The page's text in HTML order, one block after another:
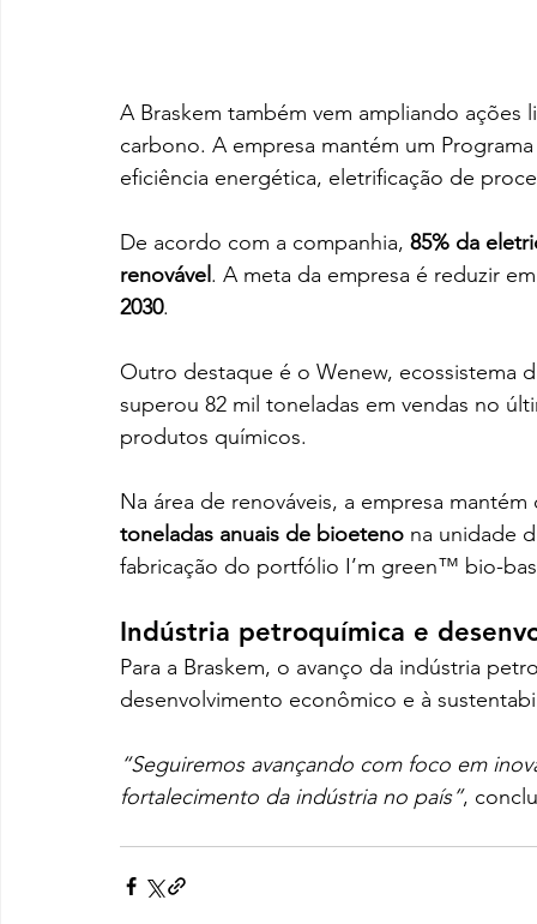
A Braskem também vem ampliando
carbono. A empresa mantém um
eficiência energética, eletrificação de
De acordo com a companhia, 85% da
renovável. A meta da empresa é reduzir
2030.
Outro destaque é o Wenew, ecossistema
superou 82 mil toneladas em vendas no
produtos químicos.
Na área de renováveis, a empresa
toneladas anuais de bioeteno na unidade
fabricação do portfólio I’m green™ bio-
Indústria petroquímica e
Para a Braskem, o avanço da indústria
desenvolvimento econômico e à
“Seguiremos avançando com foco em
fortalecimento da indústria no país”,